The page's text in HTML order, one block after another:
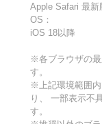
Apple Safari 最新
OS：
iOS 18以降
※各ブラウザの最
す。
※上記環境範囲内
り、 一部表示不
す。